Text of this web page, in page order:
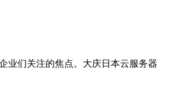
业们关注的焦点。大庆日本云服务器